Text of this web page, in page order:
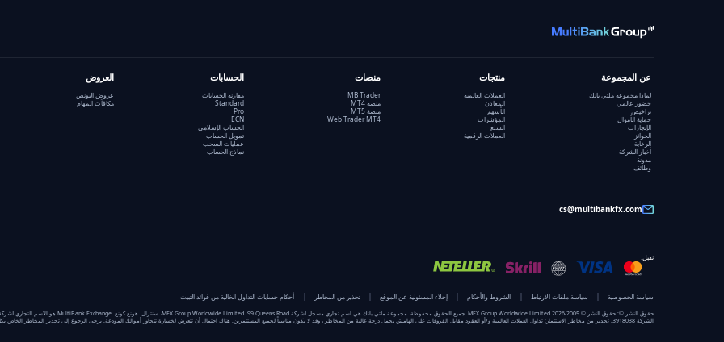
عن المجموعة
لماذا مجموعة ملتي بانك
حضور عالمي
تراخيص
حماية الأموال
الإنجازات
الجوائز
الرعاية
أخبار الشركة
مدونة
وظائف
منتجات
العملات العالمية
المعادن
الأسهم
المؤشرات
السلع
العملات الرقمية
منصات
MB Trader
منصة MT4
منصة MT5
Web Trader MT4
الحسابات
مقارنة الحسابات
Standard
Pro
ECN
الحساب الإسلامي
تمويل الحساب
عمليات السحب
نماذج الحساب
العروض
عروض البونص
مكافآت المهام
cs@multibankfx.com
نقبل:
سياسة الخصوصية سياسة ملفات الارتباط الشروط والأحكام إخلاء المسئولية عن الموقع تحذير من المخاطر أحكام حسابات التداول الخالية من فوائد التبيت
الشركة 3918038. تحذير من مخاطر الاستثمار: تداول العملات العالمية و/أو العقود مقابل الفروقات على الهامش يحمل درجة عالية من المخاطر ، وقد لا يكون مناسباً لجميع المستثمرين. هناك احتمال أن تتعرض لخسارة تتجاوز أموالك المودعة. يرجى الرجوع إلى تحذير المخاطر الخاص بكل كيان خاضع للتنظيم أثناء عملية فتح الحساب.